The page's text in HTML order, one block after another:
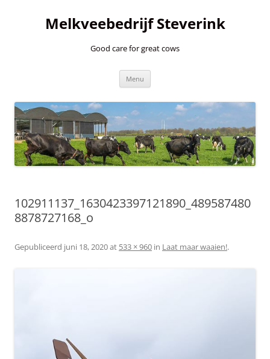
Melkveebedrijf Steverink
Good care for great cows
Menu
102911137_1630423397121890_489587480
8878727168_o
Gepubliceerd juni 18, 2020at 533 × 960 in Laat maar waaien!.